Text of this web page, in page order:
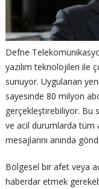
Defne
yazılım teknolojileri ile
sunuyor. Uygulanan
sayesinde 80 milyon
gerçekleştirebiliyor. Bu
ve acil durumlarda tüm
mesajlarını anında
Bölgesel bir afet veya
haberdar etmek